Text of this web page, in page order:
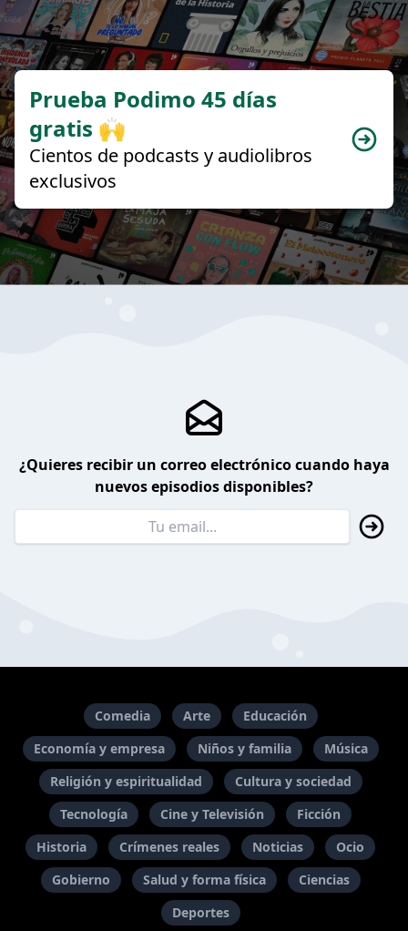
Prueba Podimo 45 días
gratis 🙌
Cientos de podcasts y audiolibros
exclusivos
¿Quieres recibir un correo electrónico cuando haya
nuevos episodios disponibles?
Comedia Arte
Educación
Economía y empresa
Niños y familia
Música
Religión y espiritualidad
Cultura y sociedad
Tecnología
Cine y Televisión
Ficción
Historia
Crímenes reales Noticias
Ocio
Gobierno
Salud y forma física
Ciencias
Deportes